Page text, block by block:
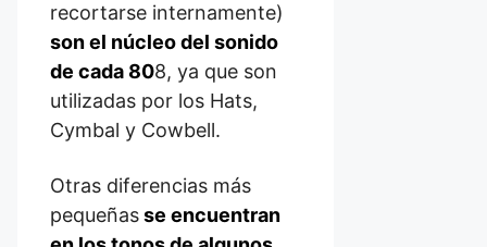
recortarse internamente)
son el núcleo del sonido
de cada 808, ya que son
utilizadas por los Hats,
Cymbal y Cowbell.
Otras diferencias más
pequeñasse encuentran